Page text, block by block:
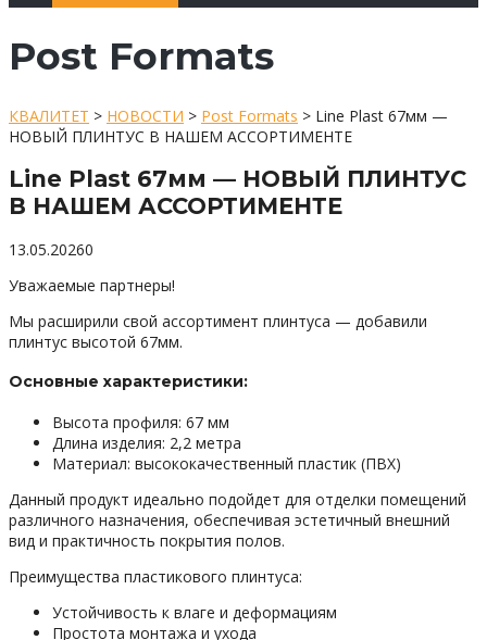
Post Formats
КВАЛИТЕТ > НОВОСТИ > Post Formats > Line Plast 67мм —
НОВЫЙ ПЛИНТУС В НАШЕМ АССОРТИМЕНТЕ
Line Plast 67мм — НОВЫЙ ПЛИНТУС
В НАШЕМ АССОРТИМЕНТЕ
13.05.20260
Уважаемые партнеры!
Мы расширили свой ассортимент плинтуса — добавили
плинтус высотой 67мм.
Основные характеристики:
Высота профиля: 67 мм
Длина изделия: 2,2 метра
Материал: высококачественный пластик (ПВХ)
Данный продукт идеально подойдет для отделки помещений
различного назначения, обеспечивая эстетичный внешний
вид и практичность покрытия полов.
Преимущества пластикового плинтуса:
Устойчивость к влаге и деформациям
Простота монтажа и ухода